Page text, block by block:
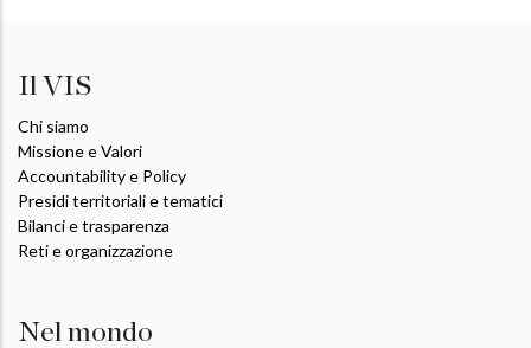
Il VIS
Chi siamo
Missione e Valori
Accountability e Policy
Presidi territoriali e tematici
Bilanci e trasparenza
Reti e organizzazione
Nel mondo